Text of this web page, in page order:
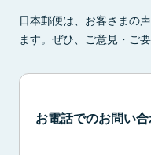
日本郵便は、お客さまの
ます。ぜひ、ご意見・ご
お電話でのお問い